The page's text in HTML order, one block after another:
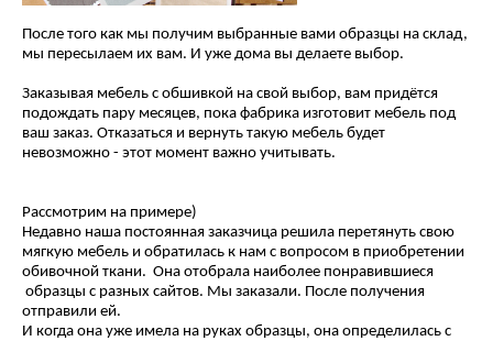
После того как мы получим выбранные вами образцы на склад,
мы пересылаем их вам. И уже дома вы делаете выбор.
Заказывая мебель с обшивкой на свой выбор, вам придётся
подождать пару месяцев, пока фабрика изготовит мебель под
ваш заказ. Отказаться и вернуть такую мебель будет
невозможно - этот момент важно учитывать.
Рассмотрим на примере)
Недавно наша постоянная заказчица решила перетянуть свою
мягкую мебель и обратилась к нам с вопросом в приобретении
обивочной ткани. Она отобрала наиболее понравившиеся
образцы с разных сайтов. Мы заказали. После получения
отправили ей.
И когда она уже имела на руках образцы, она определилась с